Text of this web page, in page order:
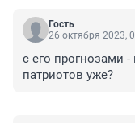
Путин потребовал
тысяч россиян
продолжить
армии, которая,
Гость
26 октября 2023,
с его прогнозами
патриотов уже?